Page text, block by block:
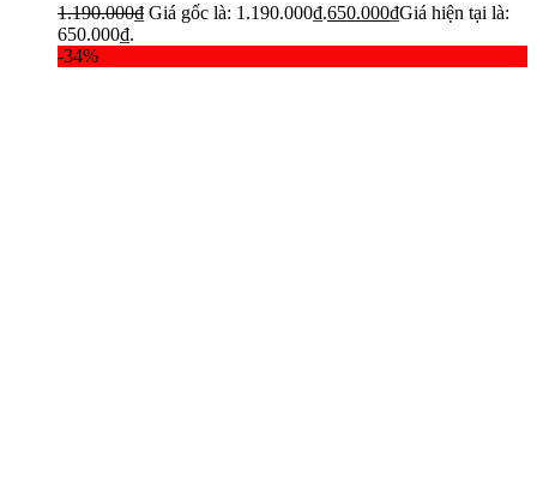
1.190.000₫ Giá gốc là: 1.190.000₫.650.000₫Giá hiện tại là:
650.000₫.
-34%